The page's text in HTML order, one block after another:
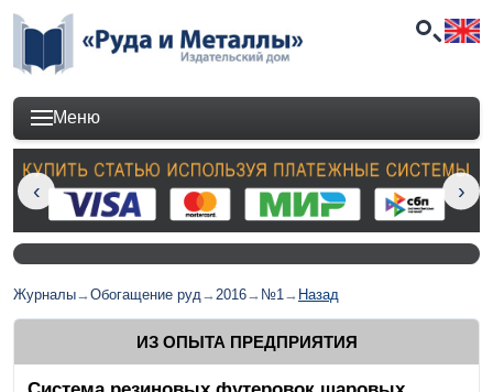
Меню
Журналы→Обогащение руд→2016→ №1→ Назад
ИЗ ОПЫТА ПРЕДПРИЯТИЯ